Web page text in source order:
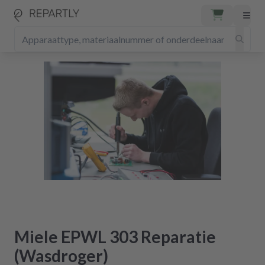
Miele EPWL 303 Reparatie
(Wasdroger)